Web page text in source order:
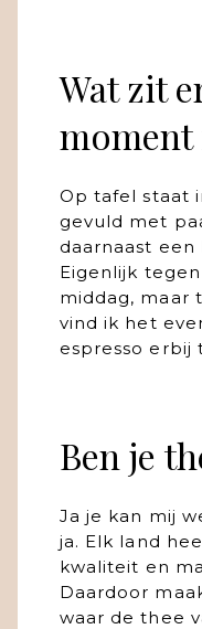
Wat zit
moment
Op tafel staat
gevuld met
daarnaast een
Eigenlijk
middag, maar
vind ik het
espresso erbij
Ben je
Ja je kan mij
ja. Elk land
kwaliteit en
Daardoor
waar de thee